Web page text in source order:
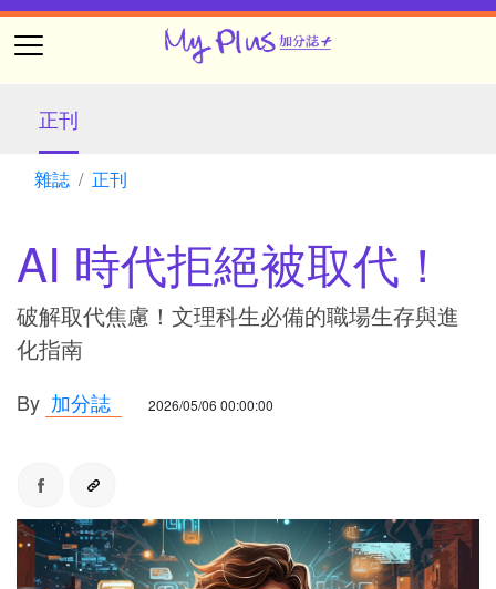
正刊
雜誌 正刊
AI 時代拒絕被取代！
破解取代焦慮！文理科生必備的職場生存與進
化指南
By 加分誌 2026/05/06 00:00:00